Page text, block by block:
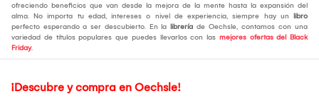
ofreciendo beneficios que van desde la mejora de la mente hasta la expansión del
alma. No importa tu edad, intereses o nivel de experiencia, siempre hay un libro
perfecto esperando a ser descubierto. En la librería de Oechsle, contamos con una
variedad de títulos populares que puedes llevarlos con las mejores ofertas del Black
Friday.
¡Descubre y compra en Oechsle!